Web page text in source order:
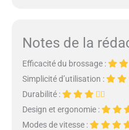
Notes de la
Efficacité du brossage :
Simplicité d’utilisation :
Durabilité :
Design et ergonomie :
Modes de vitesse :